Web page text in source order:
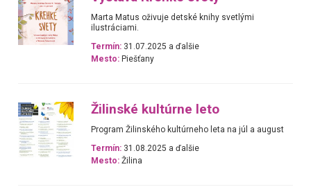
Marta Matus oživuje detské knihy svetlými
ilustráciami.
Termín: 31.07.2025 a ďalšie
Mesto: Piešťany
Žilinské kultúrne leto
Program Žilinského kultúrneho leta na júl a august
Termín: 31.08.2025 a ďalšie
Mesto: Žilina